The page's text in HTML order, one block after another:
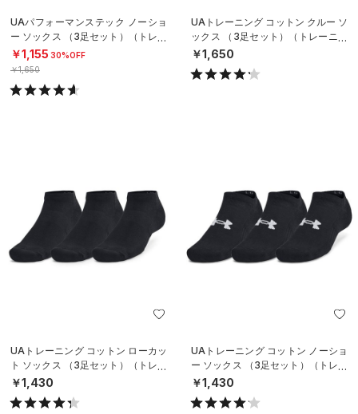
UAパフォーマンステック ノーショ
ー ソックス （3足セット）（トレー
ニング/UNISEX）
￥1,155 30%OFF
￥1,650
UAトレーニング コットン クルー ソ
ックス （3足セット）（トレーニン
グ/UNISEX）
￥1,650
UAトレーニング コットン ローカッ
ト ソックス （3足セット）（トレー
ニング/UNISEX）
￥1,430
UAトレーニング コットン ノーショ
ー ソックス （3足セット）（トレー
ニング/UNISEX）
￥1,430